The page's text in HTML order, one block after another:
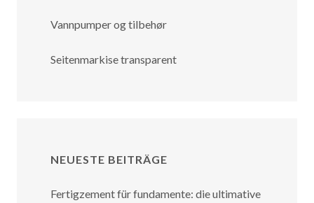
Vannpumper og tilbehør
Seitenmarkise transparent
NEUESTE BEITRÄGE
Fertigzement für fundamente: die ultimative